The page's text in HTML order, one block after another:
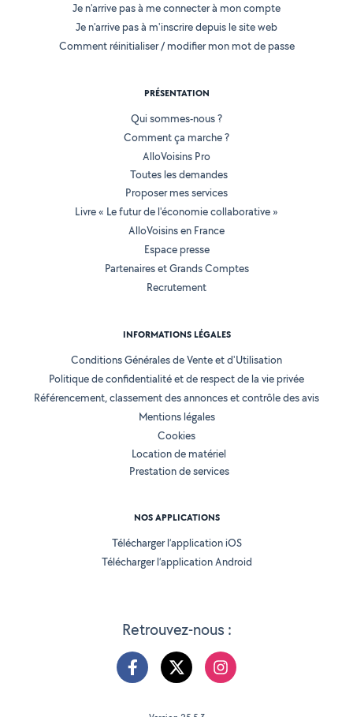
Retrouvez-nous :
Je n'arrive pas à me connecter à mon compte
Je n'arrive pas à m'inscrire depuis le site web
Comment réinitialiser / modifier mon mot de passe
PRÉSENTATION
Qui sommes-nous ?
Comment ça marche ?
AlloVoisins Pro
Toutes les demandes
Proposer mes services
Livre « Le futur de l'économie collaborative »
AlloVoisins en France
Espace presse
Partenaires et Grands Comptes
Recrutement
INFORMATIONS LÉGALES
Conditions Générales de Vente et d'Utilisation
Politique de confidentialité et de respect de la vie privée
Référencement, classement des annonces et contrôle des avis
Mentions légales
Cookies
Location de matériel
Prestation de services
NOS APPLICATIONS
Télécharger l’application iOS
Télécharger l’application Android